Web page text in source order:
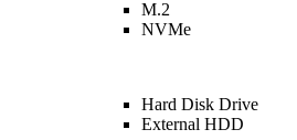
M.2
NVMe
Hard Disk Drive
External HDD